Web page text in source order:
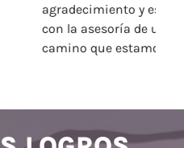
seguir de la mano
en este nuevo
labrando.